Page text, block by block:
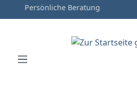
Zum Hauptinhalt springen
Zur Hauptnavigation springen
Persönliche Beratung